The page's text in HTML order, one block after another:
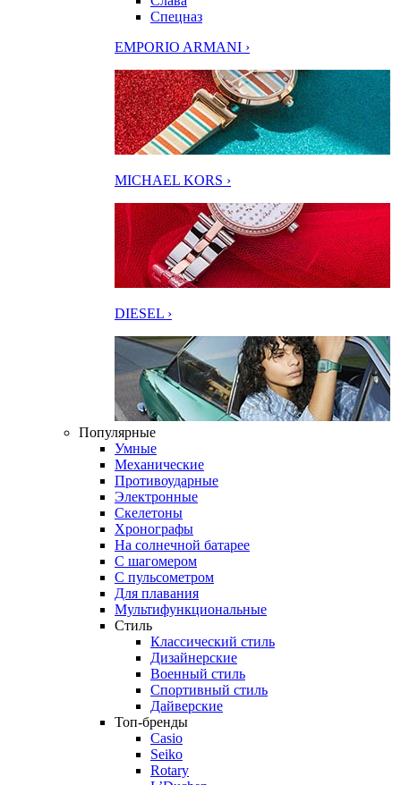
Спецназ
EMPORIO ARMANI ›
MICHAEL KORS ›
DIESEL ›
Популярные
Умные
Механические
Противоударные
Электронные
Скелетоны
Хронографы
На солнечной батарее
С шагомером
С пульсометром
Для плавания
Мультифункциональные
Стиль
Классический стиль
Дизайнерские
Военный стиль
Спортивный стиль
Дайверские
Топ-бренды
Casio
Seiko
Rotary